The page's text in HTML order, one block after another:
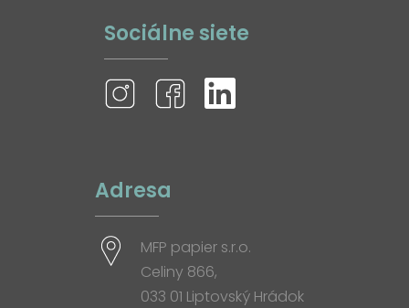
Sociálne siete
Adresa
MFP papier s.r.o.
Celiny 866,
033 01 Liptovský Hrádok